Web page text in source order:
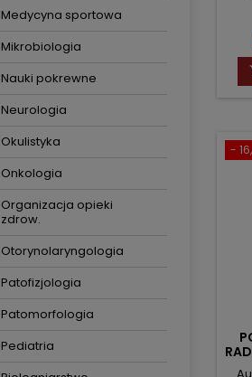
Medycyna sportowa
Mikrobiologia
Nauki pokrewne
Neurologia
Okulistyka
Onkologia
Organizacja opieki
zdrow.
Otorynolaryngologia
Patofizjologia
Patomorfologia
Pediatria
-